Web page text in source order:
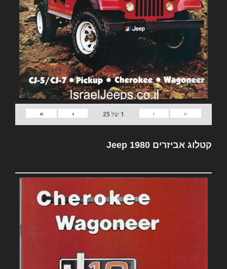
«
‹
1 של25
›
»
קטלוג אביזרים Jeep 1980